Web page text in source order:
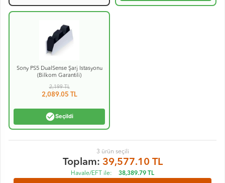
Sony PS5 DualSense Şarj İstasyonu
(Bilkom Garantili)
2,199TL
2,089.05 TL
check_circleSeçildi
3 ürün seçili
Toplam: 39,577.10 TL
Havale/EFT ile: 38,389.79 TL